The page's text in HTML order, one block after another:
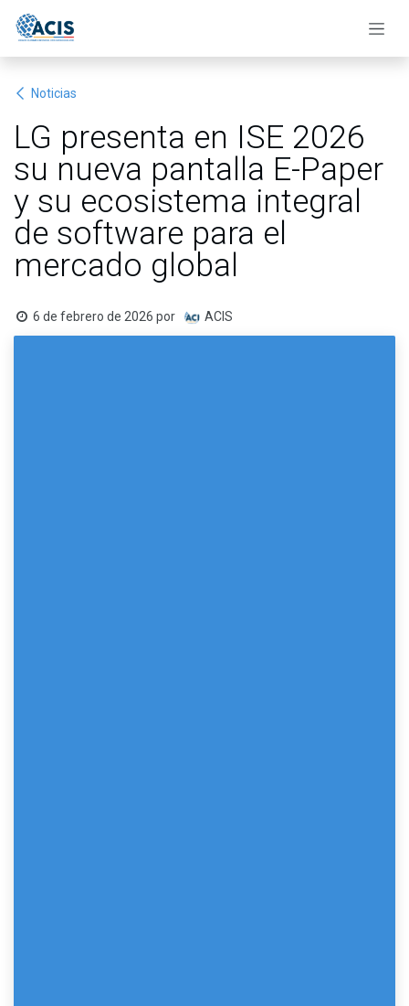
Noticias
LG presenta en ISE 2026
su nueva pantalla E-Paper
y su ecosistema integral
de software para el
mercado global
6 de febrero de 2026 por ACIS